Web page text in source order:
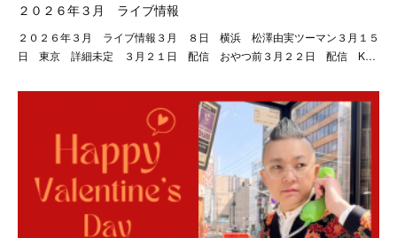
２０２６年３月 ライブ情報
２０２６年３月 ライブ情報３月 ８日 横浜 松澤由実ツーマン３月１５
日 東京 詳細未定 ３月２１日 配信 おやつ前３月２２日 配信 K…